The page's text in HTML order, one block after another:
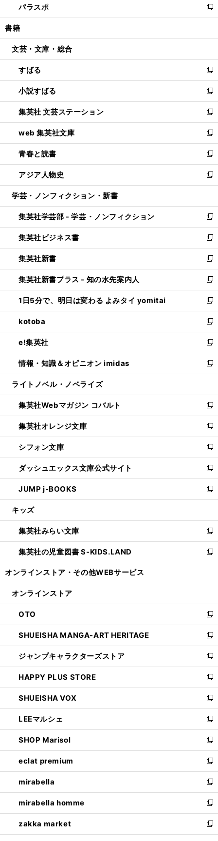
で
開
ド
ウ
開
ィ
ン
ウ
開
く
い
ウ
ン
ウ
で
開
く
パラスポ
新
し
ウ
ン
ド
ウ
で
開
く
書籍
文芸・文庫・総合
すばる
新
し
い
ウ
ィ
ン
ド
ウ
で
開
く
小説すばる
新
し
い
ウ
ィ
ン
ド
ウ
で
開
集英社 文芸ステーション
新
し
い
ウ
ィ
ン
ド
ウ
開
く
web 集英社文庫
新
し
い
ウ
ィ
ン
ウ
で
開
く
青春と読書
新
し
い
ウ
ン
ド
ウ
で
開
く
アジア人物史
新
し
ウ
ィ
ン
ド
ウ
で
開
く
学芸・ノンフィクション・新書
集英社学芸部 - 学芸・ノンフィクション
新
し
い
ウ
ィ
ン
ド
ウ
で
開
く
集英社ビジネス書
新
し
い
ウ
ィ
ン
ド
ウ
で
開
く
集英社新書
新
し
い
ウ
ィ
ン
ド
ウ
で
開
く
集英社新書プラス - 知の水先案内人
新
し
い
ウ
ィ
ン
ド
ウ
で
開
1日5分で、明日は変わる よみタイ yomitai
新
し
い
ウ
ィ
ン
ド
ウ
開
く
kotoba
新
し
い
ウ
ィ
ン
ウ
で
開
く
e!集英社
新
し
い
ウ
ン
ド
ウ
で
開
く
情報・知識＆オピニオン imidas
新
し
ウ
ィ
ン
ド
ウ
で
開
く
ライトノベル・ノベライズ
集英社Webマガジン コバルト
新
し
い
ウ
ィ
ン
ド
ウ
で
開
集英社オレンジ文庫
新
し
い
ウ
ィ
ン
ド
ウ
開
く
シフォン文庫
新
し
い
ウ
ィ
ン
ウ
で
開
く
ダッシュエックス文庫公式サイト
新
し
い
ウ
ン
ド
ウ
で
JUMP j-BOOKS
新
し
ウ
ィ
ン
ド
開
キッズ
集英社みらい文庫
新
し
い
ン
ウ
で
開
く
集英社の児童図書 S-KIDS.LAND
新
ウ
ン
ド
ウ
で
開
く
オンラインストア・ その他WEBサービス
オンラインストア
OTO
新
し
い
ウ
ィ
ン
ド
ウ
で
開
く
SHUEISHA MANGA-ART HERITAGE
新
し
い
ウ
ィ
ン
ド
ウ
で
開
く
ジャンプキャラクターズストア
新
し
い
ウ
ィ
ン
ド
ウ
で
開
く
HAPPY PLUS STORE
新
し
い
ウ
ィ
ン
ド
ウ
で
開
く
SHUEISHA VOX
新
し
い
ウ
ィ
ン
ド
ウ
で
開
く
LEEマルシェ
新
し
い
ウ
ィ
ン
ド
ウ
で
開
く
SHOP Marisol
新
し
い
ウ
ィ
ン
ド
ウ
で
開
eclat premium
新
し
い
ウ
ィ
ン
ド
ウ
mirabella
新
し
い
ウ
ィ
ン
mirabella homme
新
し
い
ウ
zakka market
新
し